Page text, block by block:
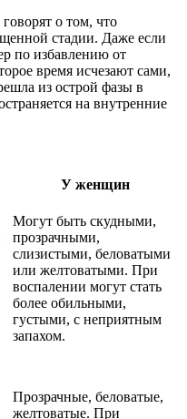
о том, что
стадии. Даже если
по избавлению от
время исчезают сами,
из острой фазы в
на внутренние
У женщин
Могут быть скудными,
прозрачными,
слизистыми, беловатыми
или желтоватыми. При
воспалении могут стать
более обильными,
густыми, с неприятным
запахом.
Прозрачные, беловатые,
желтоватые. При